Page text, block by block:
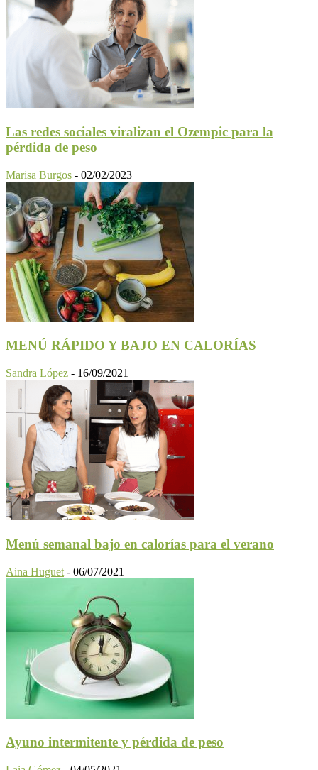
Las redes sociales viralizan el Ozempic para la
pérdida de peso
Marisa Burgos - 02/02/2023
MENÚ RÁPIDO Y BAJO EN CALORÍAS
Sandra López - 16/09/2021
Menú semanal bajo en calorías para el verano
Aina Huguet - 06/07/2021
Ayuno intermitente y pérdida de peso